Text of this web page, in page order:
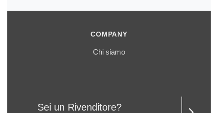
COMPANY
Chi siamo
Sei un Rivenditore?